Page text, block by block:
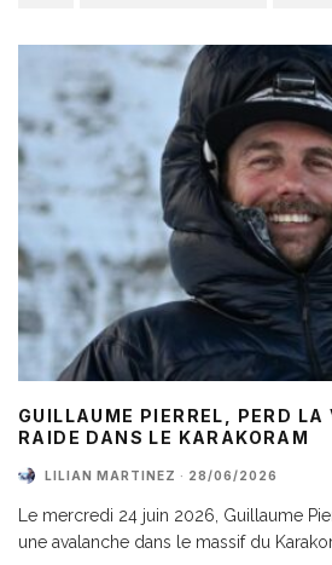
GUILLAUME PIERREL, PERD LA
RAIDE DANS LE KARAKORAM
LILIAN MARTINEZ · 28/06/2026
Le mercredi 24 juin 2026, Guillaume
une avalanche dans le massif du